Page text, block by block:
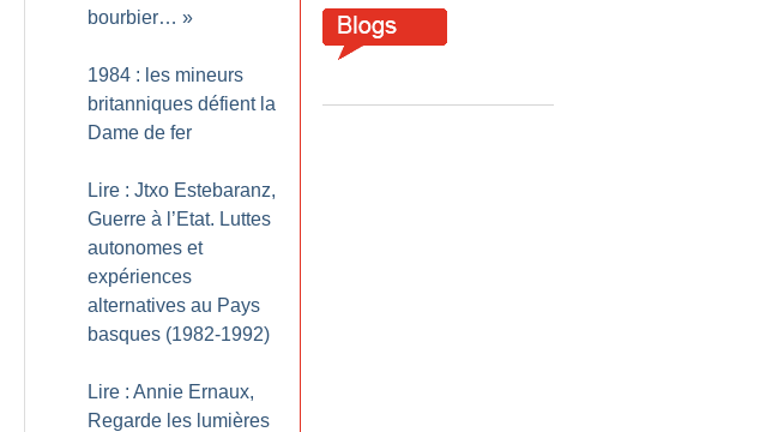
bourbier… »
1984 : les mineurs
britanniques défient la
Dame de fer
Lire : Jtxo Estebaranz,
Guerre à l’Etat. Luttes
autonomes et
expériences
alternatives au Pays
basques (1982-1992)
Lire : Annie Ernaux,
Regarde les lumières